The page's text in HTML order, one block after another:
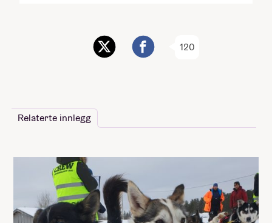
120
Relaterte innlegg